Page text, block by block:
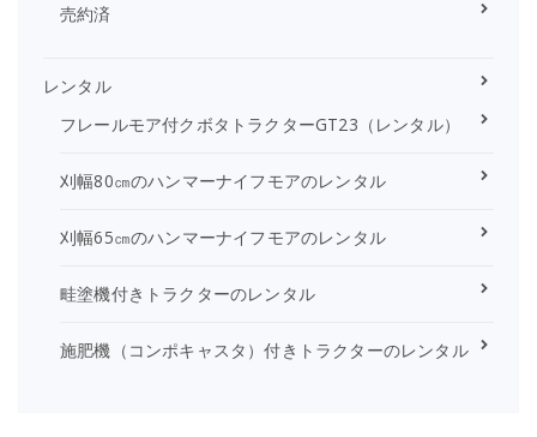
売約済
レンタル
フレールモア付クボタトラクターGT23（レンタル）
刈幅80㎝のハンマーナイフモアのレンタル
刈幅65㎝のハンマーナイフモアのレンタル
畦塗機付きトラクターのレンタル
施肥機（コンポキャスタ）付きトラクターのレンタル